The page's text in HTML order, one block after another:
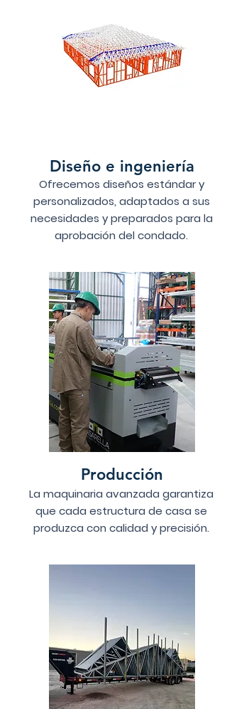
Diseño e ingeniería
Ofrecemos diseños estándar y
personalizados, adaptados a sus
necesidades y preparados para la
aprobación del condado.
Producción
La maquinaria avanzada garantiza
que cada estructura de casa se
produzca con calidad y precisión.